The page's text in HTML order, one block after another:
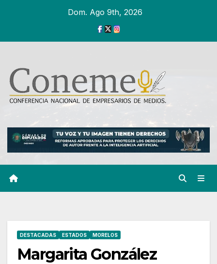
Dom. Ago 9th, 2026
DESTACADAS ESTADOS MORELOS
Margarita González